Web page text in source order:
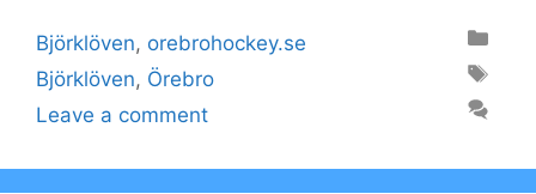
Categories
Björklöven, orebrohockey.se
Tags
Björklöven, Örebro
Leave a comment